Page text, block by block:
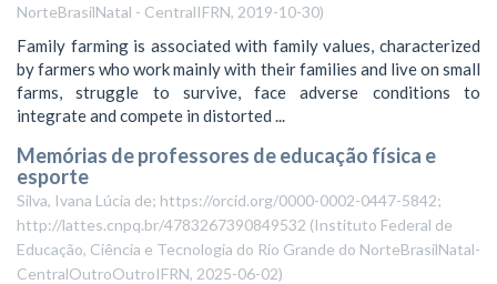
NorteBrasilNatal - CentralIFRN, 2019-10-30)
Family farming is associated with family values, characterized
by farmers who work mainly with their families and live on small
farms, struggle to survive, face adverse conditions to
integrate and compete in distorted ...
Memórias de professores de educação física e
esporte
Silva, Ivana Lúcia de; https://orcid.org/0000-0002-0447-5842;
http://lattes.cnpq.br/4783267390849532 (Instituto Federal de
Educação, Ciência e Tecnologia do Rio Grande do NorteBrasilNatal-
CentralOutroOutroIFRN, 2025-06-02)